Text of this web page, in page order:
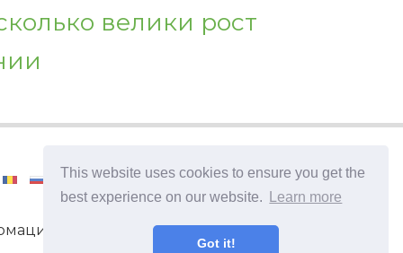
This website uses cookies to ensure you get the
best experience on our website.
Learn more
Got it!
велики рост
и советы по уходу за